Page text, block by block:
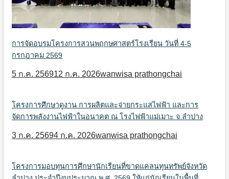
การจัดอบรมโครงการสวนพฤกษศาสตร์โรงเรียน วันที่ 4-5
กรกฎาคม 2569
5 ก.ค. 256912 ก.ค. 2026wanwisa prathongchai
โครงการศึกษาดูงาน การผลิตและจ่ายกระแสไฟฟ้า และการ
จัดการพลังงานไฟฟ้าในอนาคต ณ โรงไฟฟ้าแม่เมาะ จ.ลำปาง
3 ก.ค. 25694 ก.ค. 2026wanwisa prathongchai
โครงการมอบทุนการศึกษานักเรียนที่ขาดแคลนทุนทรัพย์จังหวัด